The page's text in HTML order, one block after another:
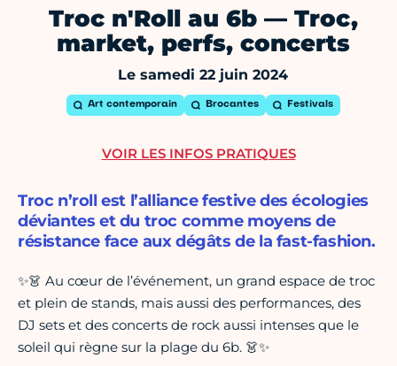
Troc n'Roll au 6b — Troc,
market, perfs, concerts
Le samedi 22 juin 2024
Art contemporain Brocantes Festivals
Troc n’roll est l’alliance festive des écologies
déviantes et du troc comme moyens de
résistance face aux dégâts de la fast-fashion.
✨👗 Au cœur de l’événement, un grand espace de troc
et plein de stands, mais aussi des performances, des
DJ sets et des concerts de rock aussi intenses que le
soleil qui règne sur la plage du 6b. 👗✨
VOIR LES INFOS PRATIQUES